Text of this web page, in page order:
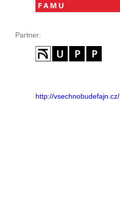
Partner:
http://vsechnobudefajn.cz/